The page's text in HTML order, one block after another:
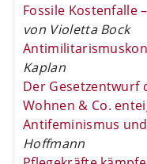
Fossile Kostenfalle
von Violetta Bock
Kaplan
Der Gesetzentwurf
Wohnen & Co.
Antifeminismus
Hoffmann